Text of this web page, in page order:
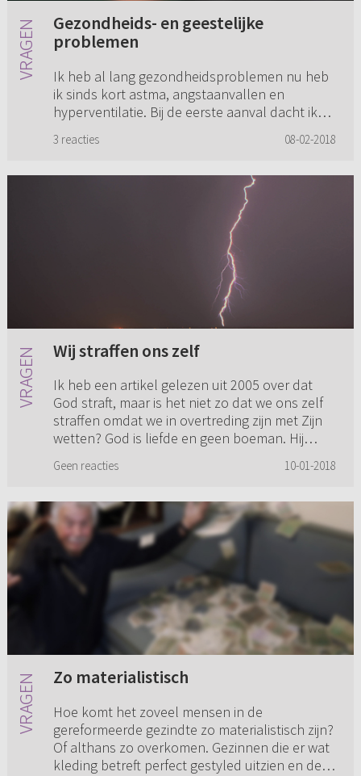
Gezondheids- en geestelijke
problemen
Ik heb al lang gezondheidsproblemen nu heb
ik sinds kort astma, angstaanvallen en
hyperventilatie. Bij de eerste aanval dacht ik
me. Ik bid, maar heb he...
3 reacties 08-02-2018
Wij straffen ons zelf
Ik heb een artikel gelezen uit 2005 over dat
God straft, maar is het niet zo dat we ons zelf
straffen omdat we in overtreding zijn met Zijn
wetten? God is liefde en geen boeman. Hij
Geen reacties 10-01-2018
Zo materialistisch
Hoe komt het zoveel mensen in de
gereformeerde gezindte zo materialistisch zijn?
Of althans zo overkomen. Gezinnen die er wat
kleding betreft perfect gestyled uitzien en de